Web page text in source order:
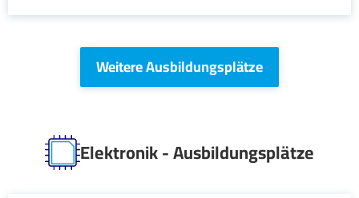
Weitere Ausbildungsplätze
Elektronik - Ausbildungsplätze